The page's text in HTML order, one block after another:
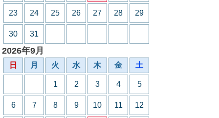
23 24 25 26 27 28 29
30 31
2026年9月
日 月 火 水 木 金 土
1 2 3 4 5
6 7 8 9 10 11 12